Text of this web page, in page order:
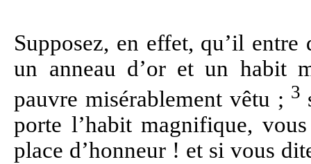
Supposez, en effet, qu’il
un anneau d’or et un habit
pauvre misérablement vêtu ; 3
porte l’habit magnifique,
place d’honneur ! et si vous